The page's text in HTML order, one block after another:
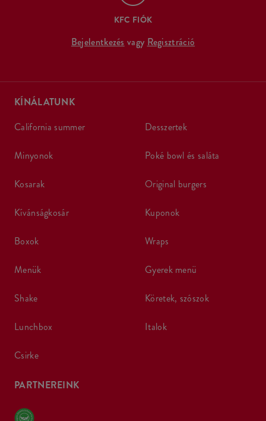
KFC FIÓK
Bejelentkezés vagy Regisztráció
KÍNÁLATUNK
california summer
minyonok
kosarak
kívánságkosár
boxok
menük
shake
lunchbox
csirke
desszertek
poké bowl és saláta
original burgers
kuponok
wraps
gyerek menü
köretek, szószok
italok
PARTNEREINK